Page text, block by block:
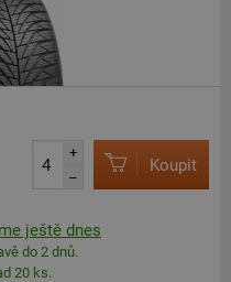
+
–
Koupit
ještě dnes
do 2 dnů.
20 ks.